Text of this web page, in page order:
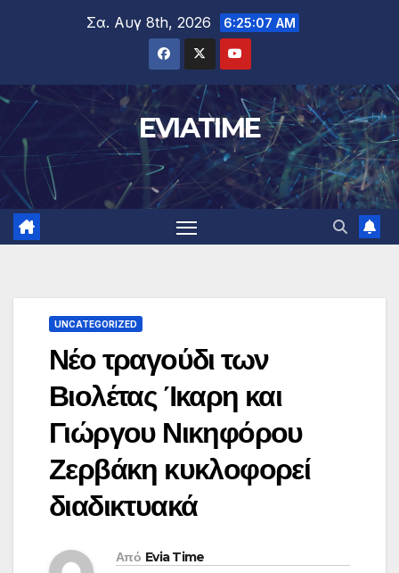
Σα. Αυγ 8th, 2026 6:25:07 AM
EVIATIME
UNCATEGORIZED
Νέο τραγούδι των
Βιολέτας Ίκαρη και
Γιώργου Νικηφόρου
Ζερβάκη κυκλοφορεί
διαδικτυακά
Από Evia Time